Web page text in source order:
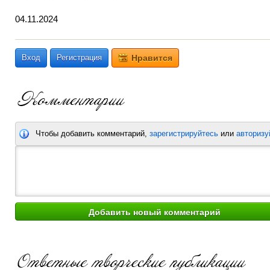
04.11.2024
Вход Регистрация Нравится
Чтобы добавить комментарий, зарегистрируйтесь или